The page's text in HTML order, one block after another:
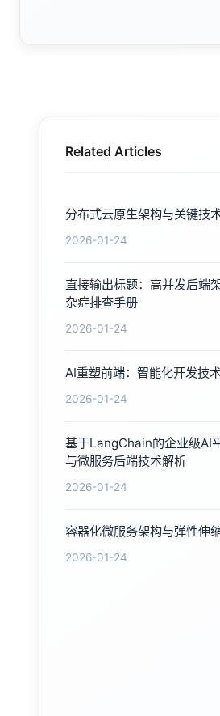
Related Articles
分布式云原生架构与关键技
2026-01-24
直接输出标题：高并发后端
杂症排查手册
2026-01-24
AI重塑前端：智能化开发技
2026-01-24
基于LangChain的企业级AI
与微服务后端技术解析
2026-01-24
容器化微服务架构与弹性伸
2026-01-24